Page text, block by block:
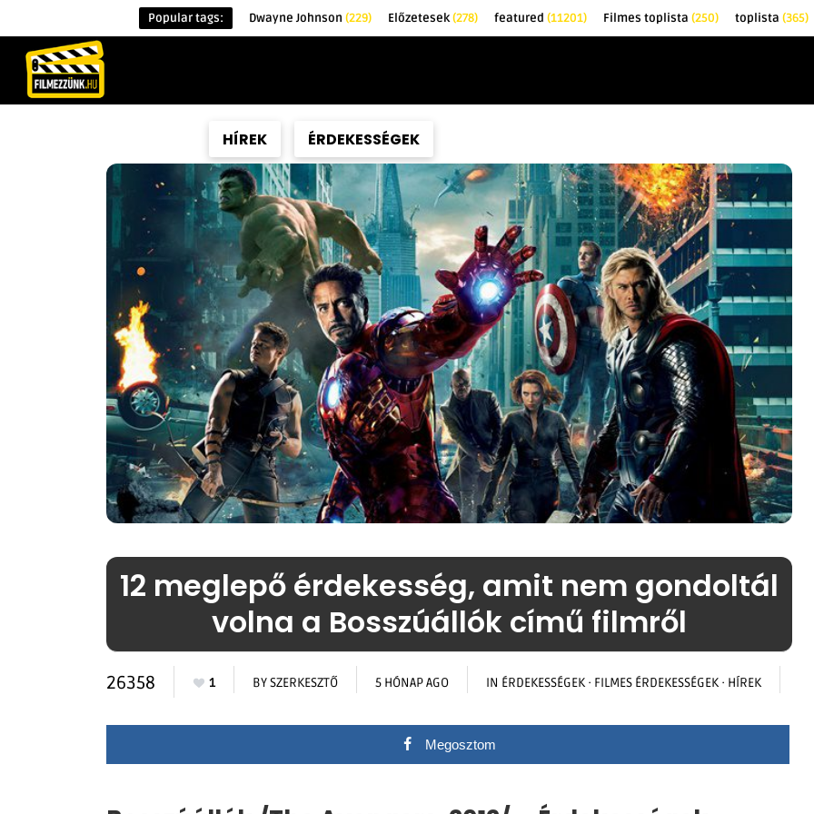
Popular tags: Dwayne Johnson (229) Előzetesek(278) featured (11201) Filmes toplista (250) toplista (365)
HÍREK ÉRDEKESSÉGEK
12 meglepő érdekesség, amit nem gondoltál
volna a Bosszúállók című filmről
26358 1 BYSZERKESZTŐ 5 HÓNAP AGO IN ÉRDEKESSÉGEK · FILMES ÉRDEKESSÉGEK · HÍREK
Megosztom